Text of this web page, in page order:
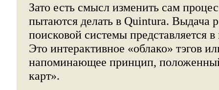
Зато есть смысл изменить сам
пытаются делать в Quintura. Выдача
поисковой системы представляется
Это интерактивное «облако» тэгов
напоминающее принцип,
карт».